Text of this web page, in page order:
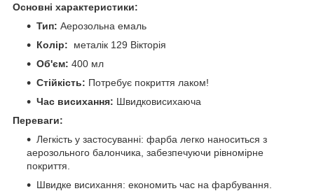
Основні характеристики:
Тип: Аерозольна емаль
Колір: металік 129 Вікторія
Об'єм: 400 мл
Стійкість: Потребує покриття лаком!
Час висихання: Швидковисихаюча
Переваги:
Легкість у застосуванні: фарба легко наноситься з
аерозольного балончика, забезпечуючи рівномірне
покриття.
Швидке висихання: економить час на фарбування.